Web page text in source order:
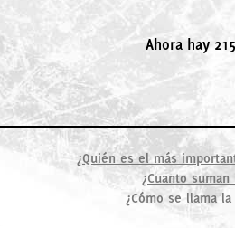
Ahora hay
¿Quién es el más
¿Cuanto
¿Cómo se llama